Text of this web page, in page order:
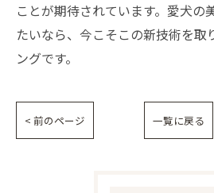
ことが期待されています。愛犬の
たいなら、今こそこの新技術を取
ングです。
< 前のページ 一覧に戻る